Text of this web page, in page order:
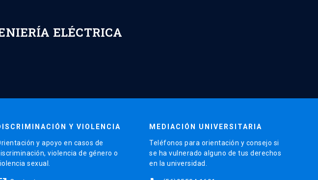
ELÉCTRICA
Y VIOLENCIA
y apoyo en casos de
violencia de género o
sexual.
MEDIACIÓN UNIVERSITARIA
Teléfonos para orientación y consejo si
se ha vulnerado alguno de tus derechos
en la universidad.